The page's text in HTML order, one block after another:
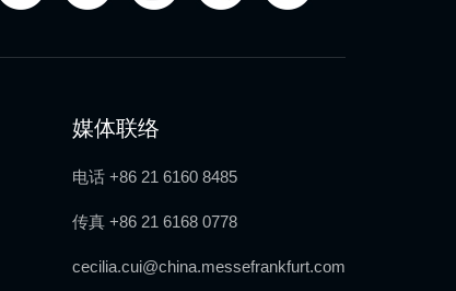
媒体联络
电话 +86 21 6160 8485
传真 +86 21 6168 0778
cecilia.cui@china.messefrankfurt.com